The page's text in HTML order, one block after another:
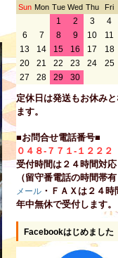
Sun Mon Tue Wed Thu Fri
1 2 3 4
6
7 8 9 10 11
13
14 15 16 17 18
20
21 22 23 24 25
27
28 29 30
定休日は発送もお休みと
ます。
■お問合せ電話番号■
０４８-７７１-１２２２
受付時間は２４時間対応
（留守番電話の時間帯有
メール ・ＦＡＸは２４時
年中無休で受付します。
Facebookはじめました